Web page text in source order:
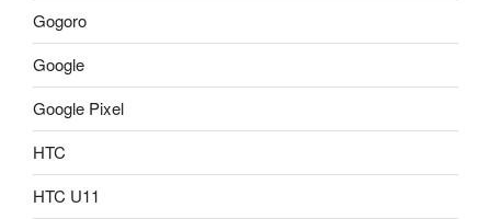
Gogoro
Google
Google Pixel
HTC
HTC U11